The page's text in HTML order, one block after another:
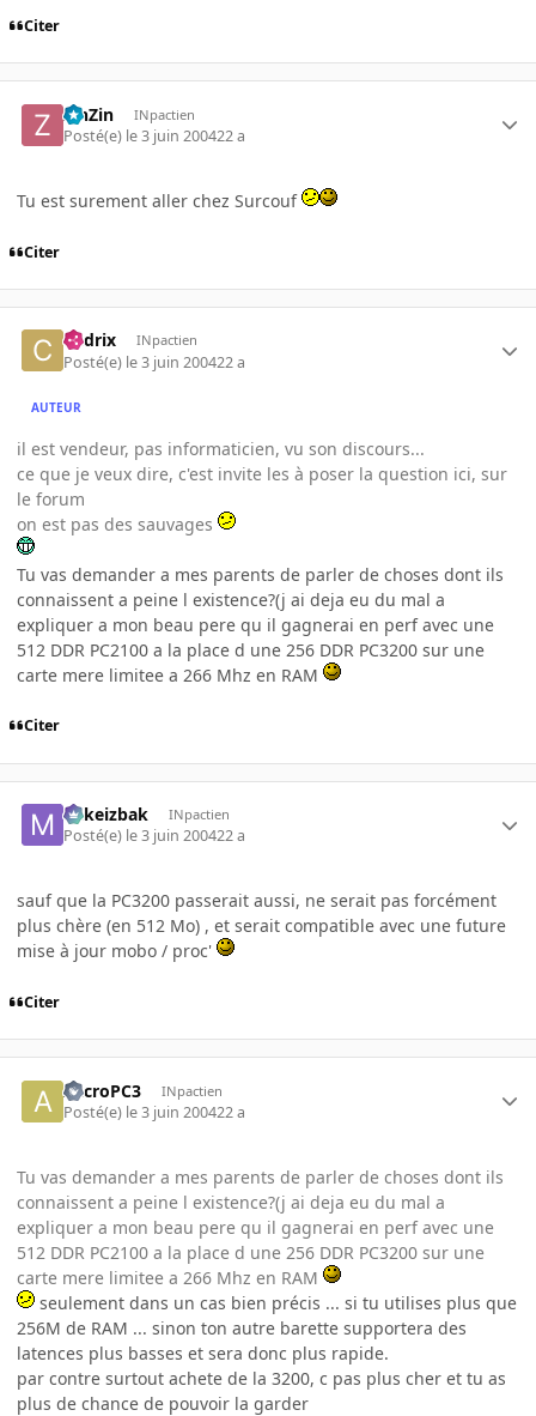
Citer
ZinZin INpactien
Posté(e) le 3 juin 200422 a
Tu est surement aller chez Surcouf
Citer
Cedrix INpactien
Posté(e) le 3 juin 200422 a
AUTEUR
il est vendeur, pas informaticien, vu son discours...
ce que je veux dire, c'est invite les à poser la question ici, sur
le forum
on est pas des sauvages
Tu vas demander a mes parents de parler de choses dont ils
connaissent a peine l existence?(j ai deja eu du mal a
expliquer a mon beau pere qu il gagnerai en perf avec une
512 DDR PC2100 a la place d une 256 DDR PC3200 sur une
carte mere limitee a 266 Mhz en RAM
Citer
Mikeizbak INpactien
Posté(e) le 3 juin 200422 a
sauf que la PC3200 passerait aussi, ne serait pas forcément
plus chère (en 512 Mo) , et serait compatible avec une future
mise à jour mobo / proc'
Citer
AccroPC3 INpactien
Posté(e) le 3 juin 200422 a
Tu vas demander a mes parents de parler de choses dont ils
connaissent a peine l existence?(j ai deja eu du mal a
expliquer a mon beau pere qu il gagnerai en perf avec une
512 DDR PC2100 a la place d une 256 DDR PC3200 sur une
carte mere limitee a 266 Mhz en RAM
seulement dans un cas bien précis ... si tu utilises plus que
256M de RAM ... sinon ton autre barette supportera des
latences plus basses et sera donc plus rapide.
par contre surtout achete de la 3200, c pas plus cher et tu as
plus de chance de pouvoir la garder